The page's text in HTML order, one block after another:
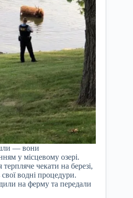
— вони
у місцевому озері.
чекати на березі,
водні процедури.
на ферму та передали